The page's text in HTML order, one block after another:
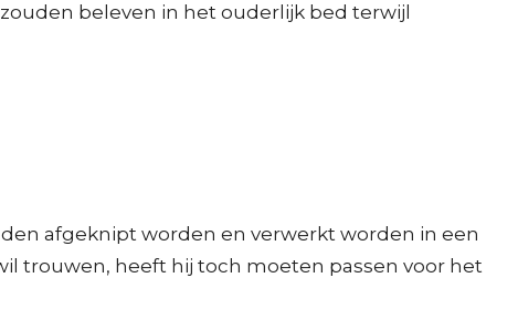
beleven in het ouderlijk bed terwijl
afgeknipt worden en verwerkt worden in een
trouwen, heeft hij toch moeten passen voor het